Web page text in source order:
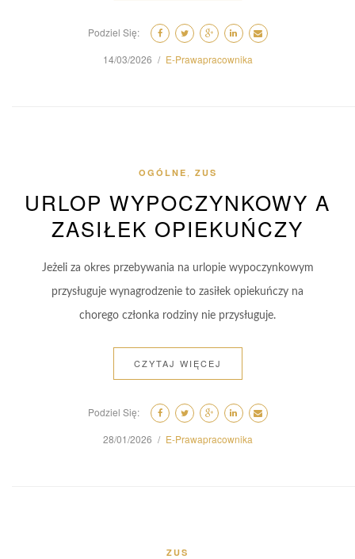
Podziel Się:
14/03/2026
E-Prawapracownika
OGÓLNE , ZUS
URLOP WYPOCZYNKOWY A
ZASIŁEK OPIEKUŃCZY
Jeżeli za okres przebywania na urlopie wypoczynkowym
przysługuje wynagrodzenie to zasiłek opiekuńczy na
chorego członka rodziny nie przysługuje.
CZYTAJ WIĘCEJ
Podziel Się:
28/01/2026
E-Prawapracownika
ZUS